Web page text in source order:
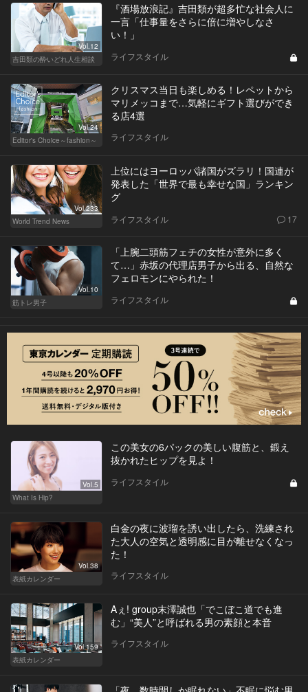
Vol.12
吉田類の酔いどれ人生相談
『酒場放浪記』吉田類が超多忙な社会人に
一言「仕事量をさらに倍に増やしなさ
い！」
ライフスタイル
Vol.24
Editor's Choice～fashion～
クリスマス当日も楽しめる！レペットから
マリメッコまで…気軽にギフト選びができ
る店4選
ライフスタイル
Vol.233
World Trend News
上位にはヨーロッパ諸国がズラリ！国連が
発表した「世界で最も幸せな国」ランキン
グ
ライフスタイル 17
Vol.10
筋トレ男子
「上腕二頭筋フェチの女性が意外に多く
て…」赤坂の代理店男子から出る、自然な
フェロモンにやられた！
ライフスタイル
Vol.5
What Is Hip?
この美女の6パックの美しい腹筋と、鍛え
抜かれたヒップを見よ！
ライフスタイル
Vol.38
表紙カレンダー
白金の夜に波瑠を誘い出したら、洗練され
た大人の空気と透明感に目が離せなくなっ
た！
ライフスタイル
Vol.159
表紙カレンダー
Aぇ! group末澤誠也「でこぼこ道でも進
む」“美人”と呼ばれる男の素顔と本音
ライフスタイル